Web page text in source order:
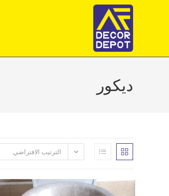
ديكور
الترتيب الافتراضي